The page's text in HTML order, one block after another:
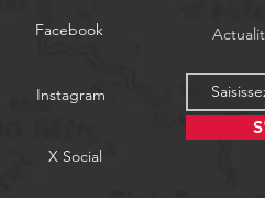
Facebook
Instagram
X Social